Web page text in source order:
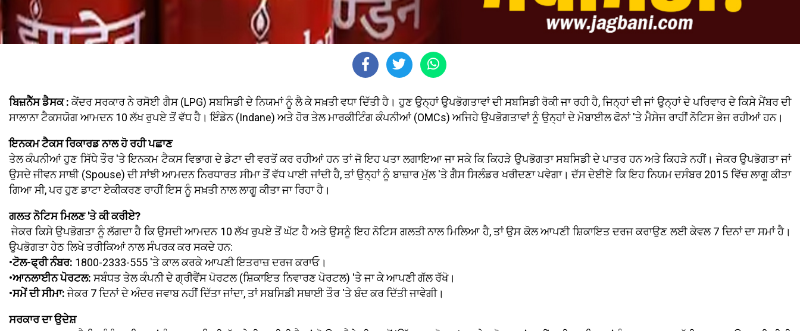
ਬਿਜ਼ਨੈੱਸ ਡੈਸਕ : ਕੇਂਦਰ ਸਰਕਾਰ ਨੇ ਰਸੋਈ ਗੈਸ (LPG) ਸਬਸਿਡੀ ਦੇ ਨਿਯਮਾਂ ਨੂੰ ਲੈ ਕੇ ਸਖ਼ਤੀ ਵਧਾ ਦਿੱਤੀ ਹੈ। ਹੁਣ ਉਨ੍ਹਾਂ ਉਪਭੋਗਤਾਵਾਂ ਦੀ ਸਬਸਿਡੀ ਰੋਕੀ ਜਾ ਰਹੀ ਹੈ, ਜਿਨ੍ਹਾਂ ਦੀ ਜਾਂ ਉਨ੍ਹਾਂ ਦੇ ਪਰਿਵਾਰ ਦੇ ਕਿਸੇ ਮੈਂਬਰ ਦੀ
ਸਾਲਾਨਾ ਟੈਕਸਯੋਗ ਆਮਦਨ 10 ਲੱਖ ਰੁਪਏ ਤੋਂ ਵੱਧ ਹੈ। ਇੰਡੇਨ (Indane) ਅਤੇ ਹੋਰ ਤੇਲ ਮਾਰਕੀਟਿੰਗ ਕੰਪਨੀਆਂ (OMCs) ਅਜਿਹੇ ਉਪਭੋਗਤਾਵਾਂ ਨੂੰ ਉਨ੍ਹਾਂ ਦੇ ਮੋਬਾਈਲ ਫੋਨਾਂ 'ਤੇ ਮੈਸੇਜ ਰਾਹੀਂ ਨੋਟਿਸ ਭੇਜ ਰਹੀਆਂ ਹਨ।
ਇਨਕਮ ਟੈਕਸ ਰਿਕਾਰਡ ਨਾਲ ਹੋ ਰਹੀ ਪਛਾਣ
ਤੇਲ ਕੰਪਨੀਆਂ ਹੁਣ ਸਿੱਧੇ ਤੌਰ 'ਤੇ ਇਨਕਮ ਟੈਕਸ ਵਿਭਾਗ ਦੇ ਡੇਟਾ ਦੀ ਵਰਤੋਂ ਕਰ ਰਹੀਆਂ ਹਨ ਤਾਂ ਜੋ ਇਹ ਪਤਾ ਲਗਾਇਆ ਜਾ ਸਕੇ ਕਿ ਕਿਹੜੇ ਉਪਭੋਗਤਾ ਸਬਸਿਡੀ ਦੇ ਪਾਤਰ ਹਨ ਅਤੇ ਕਿਹੜੇ ਨਹੀਂ। ਜੇਕਰ ਉਪਭੋਗਤਾ ਜਾਂ
ਉਸਦੇ ਜੀਵਨ ਸਾਥੀ (Spouse) ਦੀ ਸਾਂਝੀ ਆਮਦਨ ਨਿਰਧਾਰਤ ਸੀਮਾ ਤੋਂ ਵੱਧ ਪਾਈ ਜਾਂਦੀ ਹੈ, ਤਾਂ ਉਨ੍ਹਾਂ ਨੂੰ ਬਾਜ਼ਾਰ ਮੁੱਲ 'ਤੇ ਗੈਸ ਸਿਲੰਡਰ ਖਰੀਦਣਾ ਪਵੇਗਾ। ਦੱਸ ਦੇਈਏ ਕਿ ਇਹ ਨਿਯਮ ਦਸੰਬਰ 2015 ਵਿੱਚ ਲਾਗੂ ਕੀਤਾ
ਗਿਆ ਸੀ, ਪਰ ਹੁਣ ਡਾਟਾ ਏਕੀਕਰਣ ਰਾਹੀਂ ਇਸ ਨੂੰ ਸਖ਼ਤੀ ਨਾਲ ਲਾਗੂ ਕੀਤਾ ਜਾ ਰਿਹਾ ਹੈ।
ਗਲਤ ਨੋਟਿਸ ਮਿਲਣ 'ਤੇ ਕੀ ਕਰੀਏ?
ਜੇਕਰ ਕਿਸੇ ਉਪਭੋਗਤਾ ਨੂੰ ਲੱਗਦਾ ਹੈ ਕਿ ਉਸਦੀ ਆਮਦਨ 10 ਲੱਖ ਰੁਪਏ ਤੋਂ ਘੱਟ ਹੈ ਅਤੇ ਉਸਨੂੰ ਇਹ ਨੋਟਿਸ ਗਲਤੀ ਨਾਲ ਮਿਲਿਆ ਹੈ, ਤਾਂ ਉਸ ਕੋਲ ਆਪਣੀ ਸ਼ਿਕਾਇਤ ਦਰਜ ਕਰਾਉਣ ਲਈ ਕੇਵਲ 7 ਦਿਨਾਂ ਦਾ ਸਮਾਂ ਹੈ।
ਉਪਭੋਗਤਾ ਹੇਠ ਲਿਖੇ ਤਰੀਕਿਆਂ ਨਾਲ ਸੰਪਰਕ ਕਰ ਸਕਦੇ ਹਨ:
•ਟੋਲ-ਫ੍ਰੀ ਨੰਬਰ: 1800-2333-555 'ਤੇ ਕਾਲ ਕਰਕੇ ਆਪਣੀ ਇਤਰਾਜ਼ ਦਰਜ ਕਰਾਓ।
•ਆਨਲਾਈਨ ਪੋਰਟਲ: ਸਬੰਧਤ ਤੇਲ ਕੰਪਨੀ ਦੇ ਗ੍ਰੀਵੈਂਸ ਪੋਰਟਲ (ਸ਼ਿਕਾਇਤ ਨਿਵਾਰਣ ਪੋਰਟਲ) 'ਤੇ ਜਾ ਕੇ ਆਪਣੀ ਗੱਲ ਰੱਖੋ।
•ਸਮੇਂ ਦੀ ਸੀਮਾ:ਜੇਕਰ 7 ਦਿਨਾਂ ਦੇ ਅੰਦਰ ਜਵਾਬ ਨਹੀਂ ਦਿੱਤਾ ਜਾਂਦਾ, ਤਾਂ ਸਬਸਿਡੀ ਸਥਾਈ ਤੌਰ 'ਤੇ ਬੰਦ ਕਰ ਦਿੱਤੀ ਜਾਵੇਗੀ।
ਸਰਕਾਰ ਦਾ ਉਦੇਸ਼